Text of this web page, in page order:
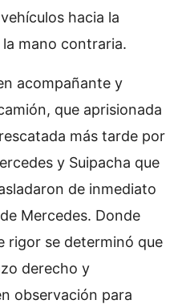
hacia la
mano contraria.
acompañante y
que aprisionada
más tarde por
y Suipacha que
de inmediato
Mercedes. Donde
rigor se determinó que
derecho y
observación para